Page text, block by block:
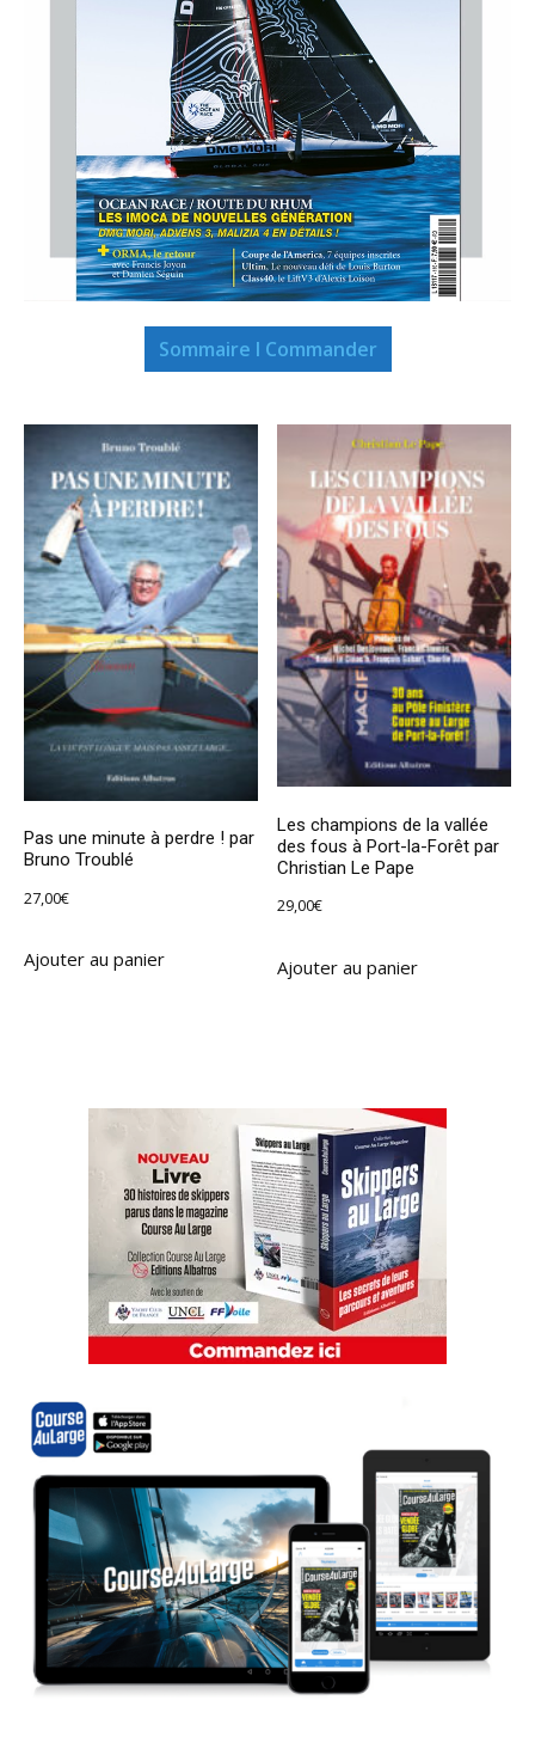
Sommaire I Commander
Pas une minute à perdre ! par
Bruno Troublé
27,00€
Ajouter au panier
Les champions de la vallée
des fous à Port-la-Forêt par
Christian Le Pape
29,00€
Ajouter au panier